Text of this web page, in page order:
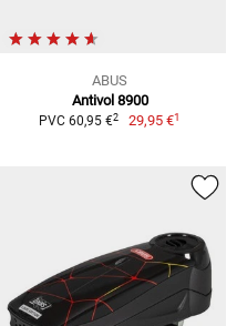
ABUS
Antivol 8900
PVC 60,95 €2 29,95 €1